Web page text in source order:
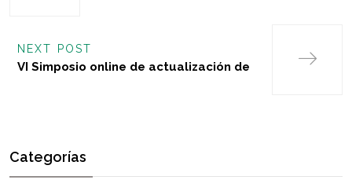
NEXT POST
VI Simposio online de actualización de
Categorías